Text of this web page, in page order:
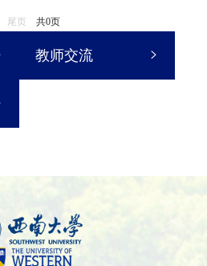
教师交流
尾页 共0页